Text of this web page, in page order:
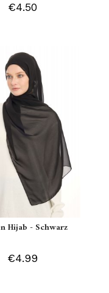
€4.50
Hijab - Schwarz
€4.99